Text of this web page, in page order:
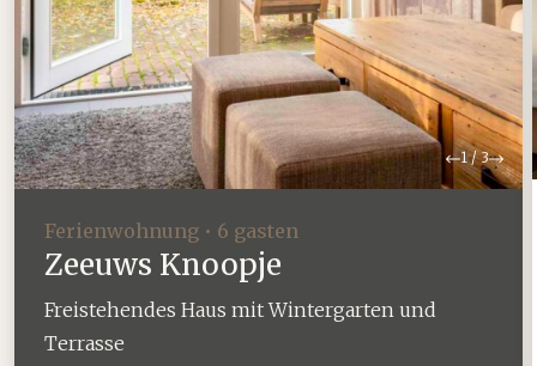
Zurück
1/3
Ferienwohnung • 6 gasten
Zeeuws Knoopje
Freistehendes Haus mit Wintergarten und
Terrasse